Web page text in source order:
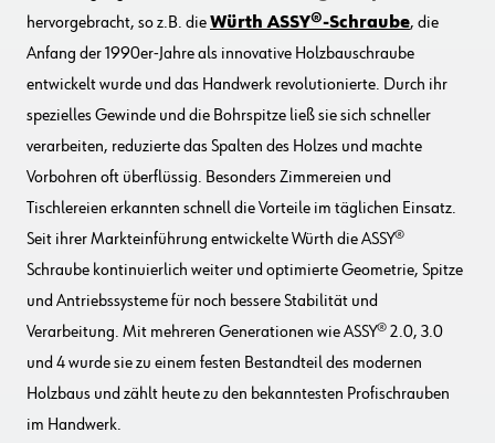
hervorgebracht, so z.B. dieWürth ASSY®-Schraube, die
Anfang der 1990er-Jahre als innovative Holzbauschraube
entwickelt wurde und das Handwerk revolutionierte. Durch ihr
spezielles Gewinde und die Bohrspitze ließ sie sich schneller
verarbeiten, reduzierte das Spalten des Holzes und machte
Vorbohren oft überflüssig. Besonders Zimmereien und
Tischlereien erkannten schnell die Vorteile im täglichen Einsatz.
Seit ihrer Markteinführung entwickelte Würth die ASSY®
Schraube kontinuierlich weiter und optimierte Geometrie, Spitze
und Antriebssysteme für noch bessere Stabilität und
Verarbeitung. Mit mehreren Generationen wie ASSY® 2.0, 3.0
und 4 wurde sie zu einem festen Bestandteil des modernen
Holzbaus und zählt heute zu den bekanntesten Profischrauben
im Handwerk.